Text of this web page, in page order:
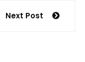
Next Post